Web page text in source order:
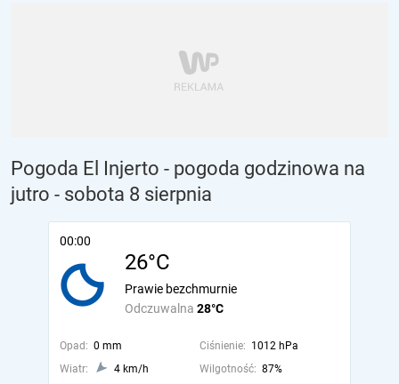
Pogoda El Injerto - pogoda godzinowa na
jutro - sobota 8 sierpnia
00:00
26°C
Odczuwalna 28°C
Prawie bezchmurnie
Opad: 0 mm Ciśnienie: 1012 hPa
Wiatr:
4 km/h Wilgotność: 87%